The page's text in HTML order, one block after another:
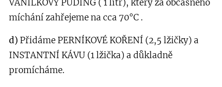
VANILKOVÝ PUDING ( 1 litr), který za občasného
míchání zahřejeme na cca 70°C .
d) Přidáme PERNÍKOVÉ KOŘENÍ (2,5 lžičky) a
INSTANTNÍ KÁVU (1 lžička) a důkladně
promícháme.